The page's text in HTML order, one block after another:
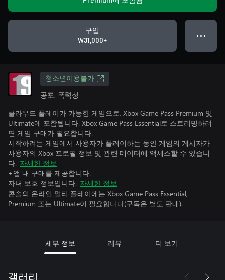
구입
₩31,000+
● ● ●
청소년이용불가
공포, 폭력성
클라우드 플레이가 가능한 게임으로, Xbox Game Pass Premium 및
Ultimate에 포함됩니다. Xbox Game Pass Essential로 스트리밍하려
면 게임 구매가 필요합니다.
시작하려는 게임에서 사용자가 플레이하는 동안 게임의 게시자가
사용자의 Xbox 프로필 정보 및 관련 데이터에 액세스할 수 있습니
다. 자세한 정보
+앱 내 구매를 제공합니다.
자녀 보호 정보입니다. 자세한 정보
콘솔의 온라인 멀티 플레이에는 Xbox Game Pass Essential,
Premium 또는 Ultimate이 필요합니다(구독은 별도 판매).
세부 정보 리뷰 더 보기
갤러리